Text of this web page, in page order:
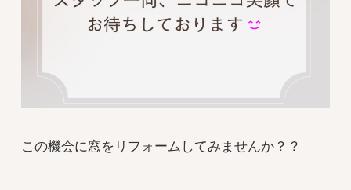
この機会に窓をリフォームしてみませんか？？